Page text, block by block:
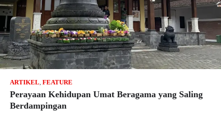
ARTIKEL, FEATURE
Perayaan Kehidupan Umat Beragama yang Saling
Berdampingan